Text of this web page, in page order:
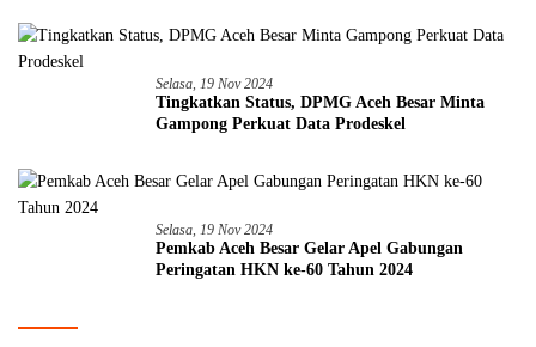
Selasa, 19 Nov 2024
Tingkatkan Status, DPMG Aceh Besar Minta
Gampong Perkuat Data Prodeskel
Selasa, 19 Nov 2024
Pemkab Aceh Besar Gelar Apel Gabungan
Peringatan HKN ke-60 Tahun 2024